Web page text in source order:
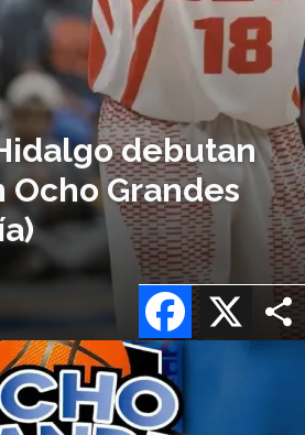
debutan
Ocho Grandes
X
Facebook